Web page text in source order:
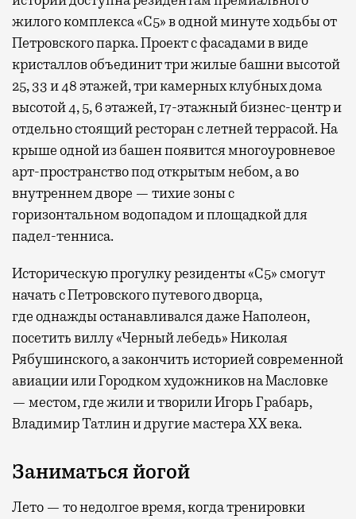
жилого комплекса «С5»в одной минуте ходьбы от
Петровского парка. Проект с фасадами в виде
кристаллов объединит три жилые башни высотой
25, 33 и 48 этажей, три камерных клубных дома
высотой 4, 5, 6 этажей, 17-этажный бизнес-центр и
отдельно стоящий ресторан с летней террасой. На
крыше одной из башен появится многоуровневое
арт-пространство под открытым небом, а во
внутреннем дворе — тихие зоны с
горизонтальном водопадом и площадкой для
падел-тенниса.
Историческую прогулку резиденты «С5» смогут
начать с Петровского путевого дворца,
гдеоднажды останавливался даже Наполеон,
посетить виллу «Черный лебедь» Николая
Рябушинского, а закончить историей современной
авиации или Городком художников на Масловке
— местом, где жили и творили Игорь Грабарь,
Владимир Татлин и другие мастера XX века.
Заниматься йогой
Лето — то недолгое время, когда тренировки